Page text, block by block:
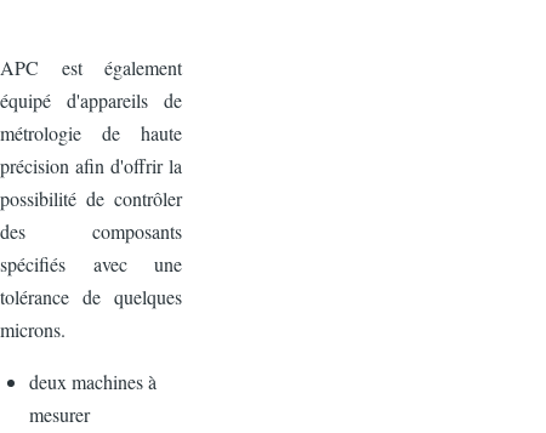
APC est également
équipé d'appareils de
métrologie de haute
précision afin d'offrir la
possibilité de contrôler
des composants
spécifiés avec une
tolérance de quelques
microns.
deux machines à
mesurer